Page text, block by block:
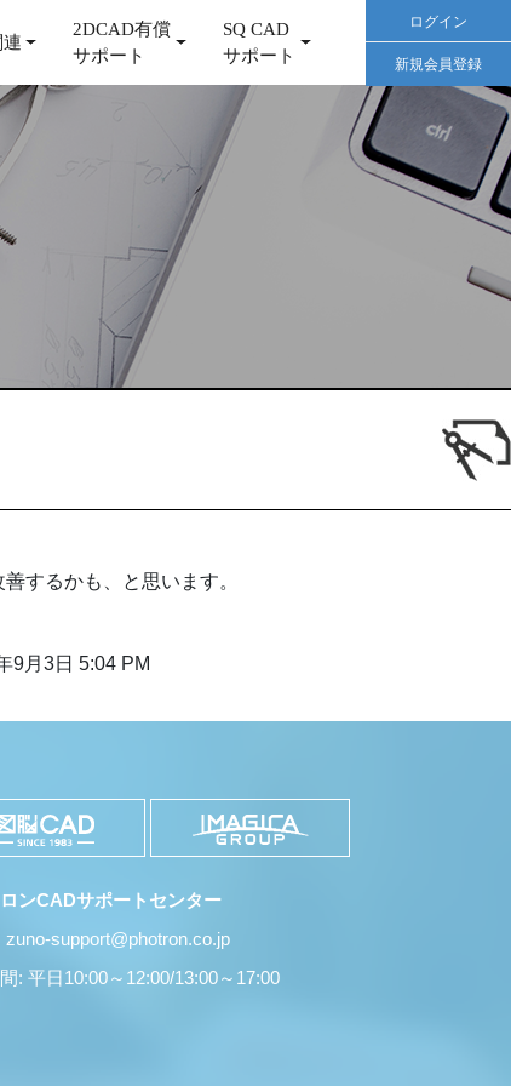
2DCAD有償
サポート
SQ CAD
サポート
ログイン
新規会員登録
するかも、と思います。
9月3日 5:04 PM
ンCADサポートセンター
zuno-support@photron.co.jp
: 平日10:00～12:00/13:00～17:00